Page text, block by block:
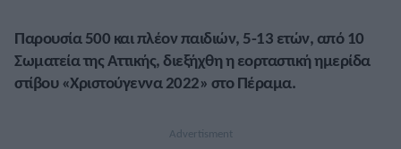
Παρουσία 500 και πλέον παιδιών, 5-13 ετών, από 10
Σωματεία της Αττικής, διεξήχθη η εορταστική ημερίδα
στίβου «Χριστούγεννα 2022» στο Πέραμα.